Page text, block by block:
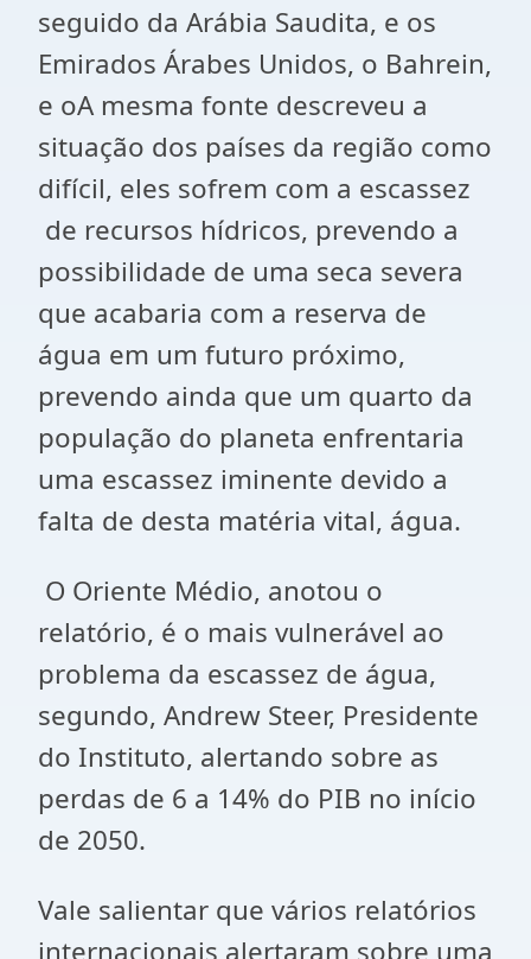
seguido da Arábia Saudita, e os
Emirados Árabes Unidos, o Bahrein,
e oA mesma fonte descreveu a
situação dos países da região como
difícil, eles sofrem com a escassez
de recursos hídricos, prevendo a
possibilidade de uma seca severa
que acabaria com a reserva de
água em um futuro próximo,
prevendo ainda que um quarto da
população do planeta enfrentaria
uma escassez iminente devido a
falta de desta matéria vital, água.
O Oriente Médio, anotou o
relatório, é o mais vulnerável ao
problema da escassez de água,
segundo, Andrew Steer, Presidente
do Instituto, alertando sobre as
perdas de 6 a 14% do PIB no início
de 2050.
Vale salientar que vários relatórios
internacionais alertaram sobre uma